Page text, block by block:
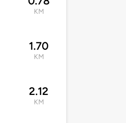
KM
1.70
KM
2.12
KM